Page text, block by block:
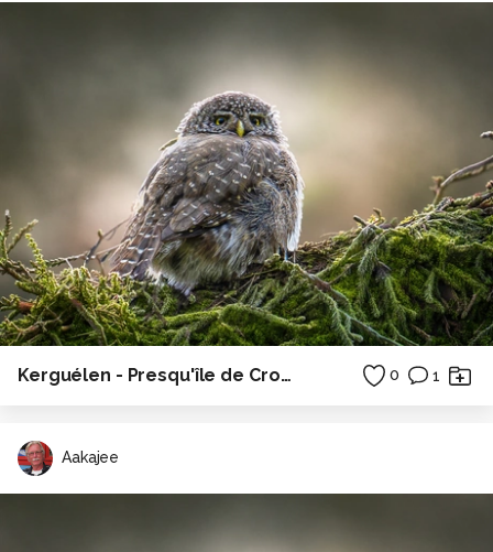
Kerguélen - Presqu'île de Crozon - Bretagne 0 1
Aakajee